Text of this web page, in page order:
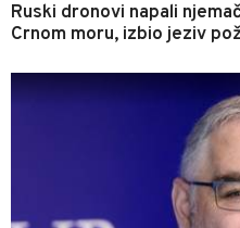
Ruski dronovi napali
Crnom moru, izbio jeziv